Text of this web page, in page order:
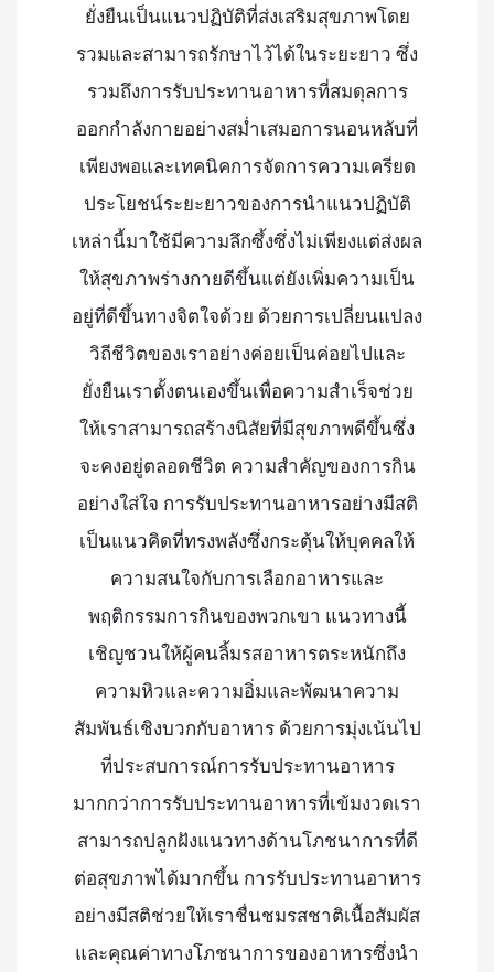
ยั่งยืนเป็นแนวปฏิบัติที่ส่งเสริมสุขภาพโดย
รวมและสามารถรักษาไว้ได้ในระยะยาว ซึ่ง
รวมถึงการรับประทานอาหารที่สมดุลการ
ออกกำลังกายอย่างสม่ำเสมอการนอนหลับที่
เพียงพอและเทคนิคการจัดการความเครียด
ประโยชน์ระยะยาวของการนำแนวปฏิบัติ
เหล่านี้มาใช้มีความลึกซึ้งซึ่งไม่เพียงแต่ส่งผล
ให้สุขภาพร่างกายดีขึ้นแต่ยังเพิ่มความเป็น
อยู่ที่ดีขึ้นทางจิตใจด้วย ด้วยการเปลี่ยนแปลง
วิถีชีวิตของเราอย่างค่อยเป็นค่อยไปและ
ยั่งยืนเราตั้งตนเองขึ้นเพื่อความสำเร็จช่วย
ให้เราสามารถสร้างนิสัยที่มีสุขภาพดีขึ้นซึ่ง
จะคงอยู่ตลอดชีวิต ความสำคัญของการกิน
อย่างใส่ใจ การรับประทานอาหารอย่างมีสติ
เป็นแนวคิดที่ทรงพลังซึ่งกระตุ้นให้บุคคลให้
ความสนใจกับการเลือกอาหารและ
พฤติกรรมการกินของพวกเขา แนวทางนี้
เชิญชวนให้ผู้คนลิ้มรสอาหารตระหนักถึง
ความหิวและความอิ่มและพัฒนาความ
สัมพันธ์เชิงบวกกับอาหาร ด้วยการมุ่งเน้นไป
ที่ประสบการณ์การรับประทานอาหาร
มากกว่าการรับประทานอาหารที่เข้มงวดเรา
สามารถปลูกฝังแนวทางด้านโภชนาการที่ดี
ต่อสุขภาพได้มากขึ้น การรับประทานอาหาร
อย่างมีสติช่วยให้เราชื่นชมรสชาติเนื้อสัมผัส
และคุณค่าทางโภชนาการของอาหารซึ่งนำ